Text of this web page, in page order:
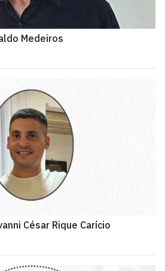
Medeiros
César Rique Carício